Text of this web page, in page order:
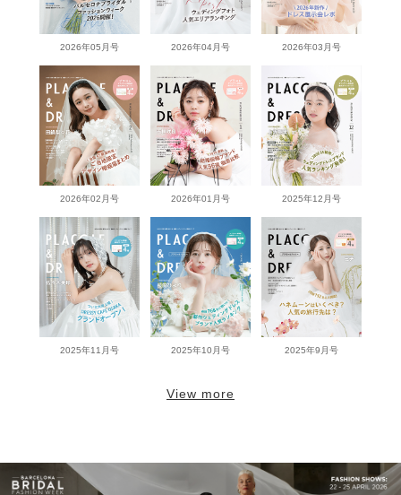
2026年05月号 2026年04月号 2026年03月号
2026年02月号 2026年01月号 2025年12月号
2025年11月号 2025年10月号 2025年9月号
View more